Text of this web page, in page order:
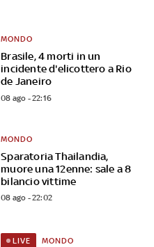
Brasile, 4 morti in un
incidente d'elicottero a Rio
de Janeiro
MONDO
08 ago - 22:16
Sparatoria Thailandia,
muore una 12enne: sale a 8
bilancio vittime
MONDO
08 ago - 22:02
LIVE MONDO